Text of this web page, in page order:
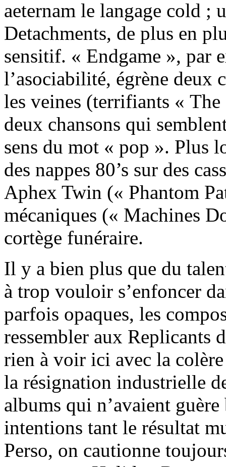
aeternam le langage cold ;
Detachments, de plus en
sensitif. « Endgame », par
l’asociabilité, égrène deux
les veines (terrifiants «
deux chansons qui
sens du mot « pop ». Plus
des nappes 80’s sur des
Aphex Twin (« Phantom
mécaniques (« Machines
cortège funéraire.
Il y a bien plus que du
à trop vouloir s’enfoncer
parfois opaques, les
ressembler aux Replicants
rien à voir ici avec la
la résignation industrielle
albums qui n’avaient
intentions tant le résultat
Perso, on cautionne